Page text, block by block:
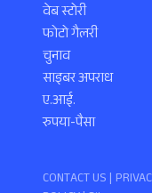
वेब स्टोरी
फोटो गैलरी
चुनाव
साइबर अपराध
ए.आई.
रुपया-पैसा
CONTACT US |